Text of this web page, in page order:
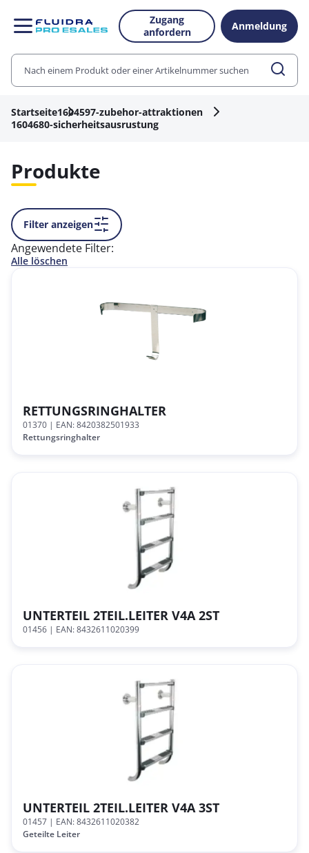
Zugang
anfordern
Anmeldung
Startseite1604597-zubehor-attraktionen
1604680-sicherheitsausrustung
Produkte
Filter anzeigen
Angewendete Filter:
Alle löschen
RETTUNGSRINGHALTER
01370 | EAN: 8420382501933
Rettungsringhalter
UNTERTEIL 2TEIL.LEITER V4A 2ST
01456 | EAN: 8432611020399
UNTERTEIL 2TEIL.LEITER V4A 3ST
01457 | EAN: 8432611020382
Geteilte Leiter